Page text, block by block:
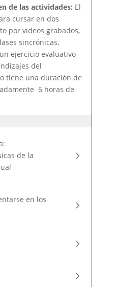
de las actividades: El
cursar en dos
por videos grabados,
sincrónicas.
ejercicio evaluativo
del
tiene una duración de
6 horas de
de la
en los